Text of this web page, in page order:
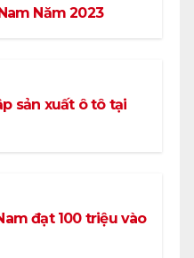
Năm 2023
sản xuất ô tô tại
đạt 100 triệu vào